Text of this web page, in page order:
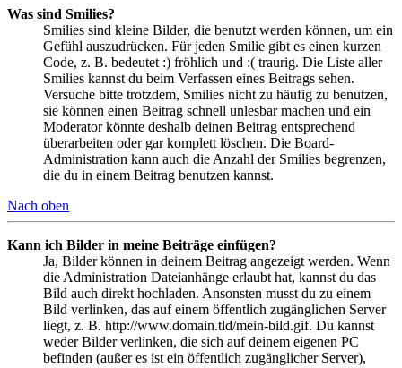
Was sind Smilies?
Smilies sind kleine Bilder, die benutzt werden können, um ein
Gefühl auszudrücken. Für jeden Smilie gibt es einen kurzen
Code, z. B. bedeutet :) fröhlich und :( traurig. Die Liste aller
Smilies kannst du beim Verfassen eines Beitrags sehen.
Versuche bitte trotzdem, Smilies nicht zu häufig zu benutzen,
sie können einen Beitrag schnell unlesbar machen und ein
Moderator könnte deshalb deinen Beitrag entsprechend
überarbeiten oder gar komplett löschen. Die Board-
Administration kann auch die Anzahl der Smilies begrenzen,
die du in einem Beitrag benutzen kannst.
Nach oben
Kann ich Bilder in meine Beiträge einfügen?
Ja, Bilder können in deinem Beitrag angezeigt werden. Wenn
die Administration Dateianhänge erlaubt hat, kannst du das
Bild auch direkt hochladen. Ansonsten musst du zu einem
Bild verlinken, das auf einem öffentlich zugänglichen Server
liegt, z. B. http://www.domain.tld/mein-bild.gif. Du kannst
weder Bilder verlinken, die sich auf deinem eigenen PC
befinden (außer es ist ein öffentlich zugänglicher Server),